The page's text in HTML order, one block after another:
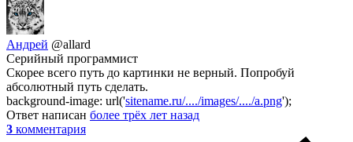
Андрей @allard
Серийный программист
Скорее всего путь до картинки не верный. Попробуй
абсолютный путь сделать.
background-image: url('sitename.ru/..../images/..../a.png');
Ответ написан более трёх лет назад
3 комментария